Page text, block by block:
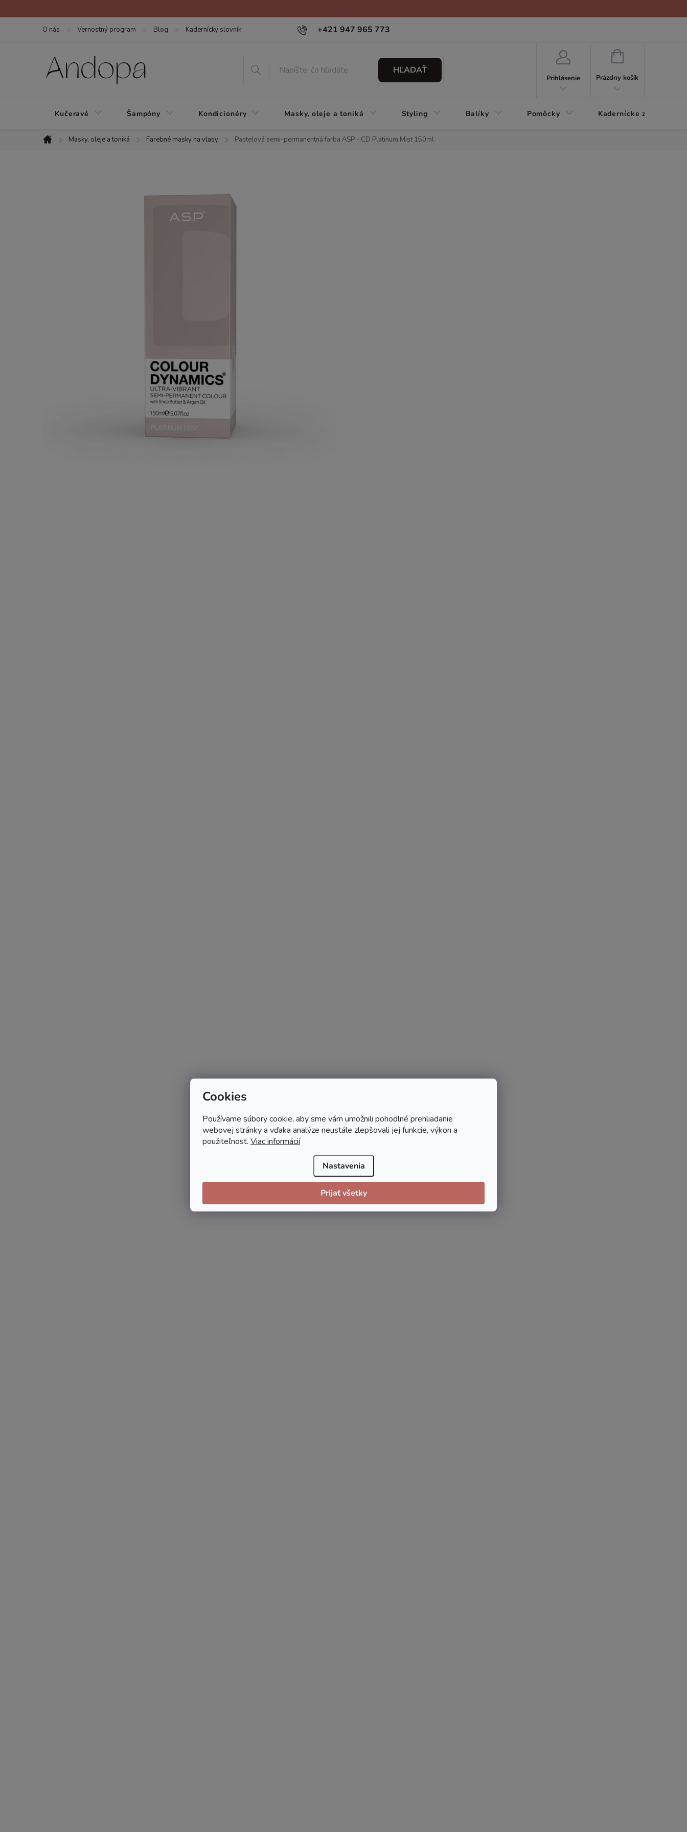
Cookies
Používame súbory cookie, aby sme vám umožnili pohodlné prehliadanie
webovej stránky a vďaka analýze neustále zlepšovali jej funkcie, výkon a
použiteľnosť. Viac informácií
Nastavenia
Prijať všetky
na
+421 947 965 773
O nás Vernostný program Blog Kadernícky slovník
HĽADAŤ
Prihlásenie
NÁKUPNÝ
Prázdny košík
Kučeravé Šampóny Kondicionéry Masky, oleje a toniká Styling Balíky Pomôcky Kadernícke zariadenie
Domov
Masky, oleje a toniká Farebné masky na vlasy Pastelová semi-permanentná farba ASP - CD Platinum Mist 150ml